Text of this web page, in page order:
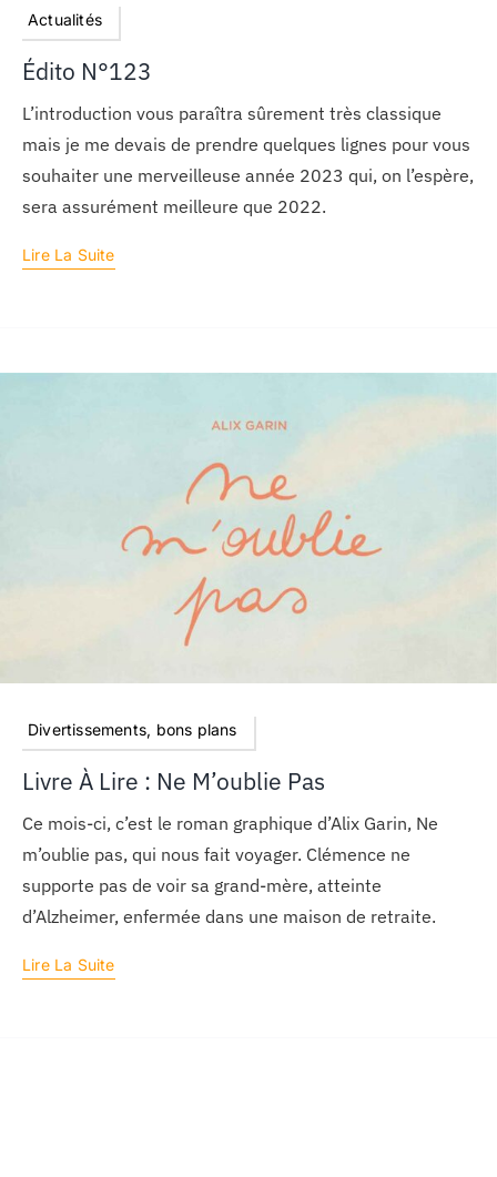
Actualités
Édito N°123
L’introduction vous paraîtra sûrement très classique
mais je me devais de prendre quelques lignes pour vous
souhaiter une merveilleuse année 2023 qui, on l’espère,
sera assurément meilleure que 2022.
Lire La Suite
Divertissements, bons plans
Livre À Lire : Ne M’oublie Pas
Ce mois-ci, c’est le roman graphique d’Alix Garin, Ne
m’oublie pas, qui nous fait voyager. Clémence ne
supporte pas de voir sa grand-mère, atteinte
d’Alzheimer, enfermée dans une maison de retraite.
Lire La Suite